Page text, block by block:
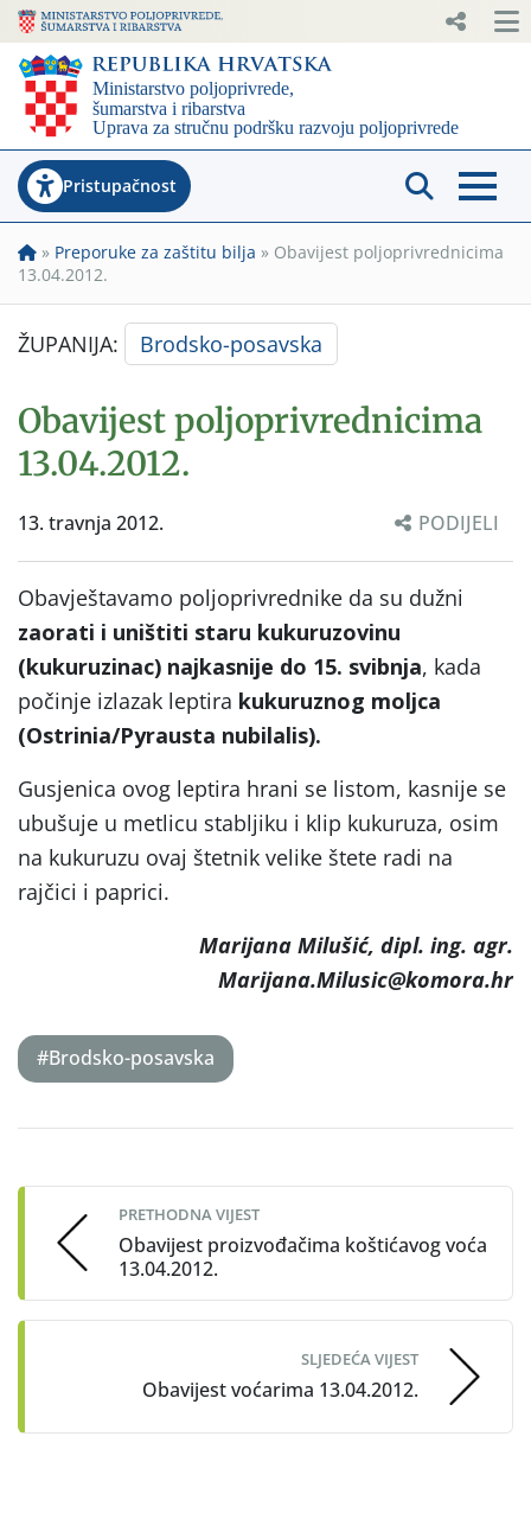
Pristupačnost
» Preporuke za zaštitu bilja » Obavijest poljoprivrednicima
13.04.2012.
ŽUPANIJA: Brodsko-posavska
Obavijest poljoprivrednicima
13.04.2012.
13. travnja 2012. PODIJELI
Obavještavamo poljoprivrednike da su dužni
zaorati i uništiti staru kukuruzovinu
(kukuruzinac) najkasnije do 15. svibnja, kada
počinje izlazak leptira kukuruznog moljca
(Ostrinia/Pyrausta nubilalis).
Gusjenica ovog leptira hrani se listom, kasnije se
ubušuje u metlicu stabljiku i klip kukuruza, osim
na kukuruzu ovaj štetnik velike štete radi na
rajčici i paprici.
Marijana Milušić, dipl. ing. agr.
Marijana.Milusic@komora.hr
#Brodsko-posavska
navigation
PRETHODNA VIJEST
Obavijest proizvođačima koštićavog voća
13.04.2012.
SLJEDEĆA VIJEST
Obavijest voćarima 13.04.2012.